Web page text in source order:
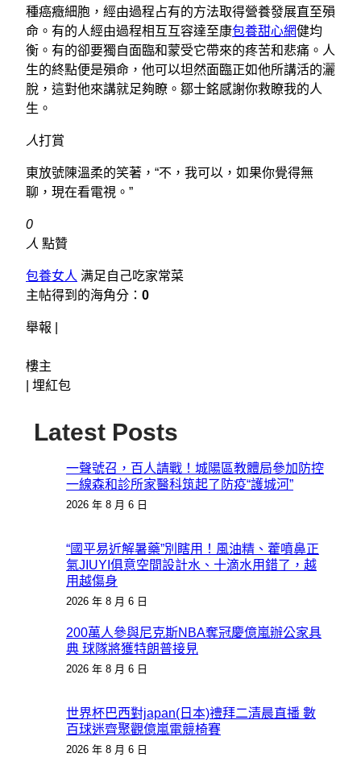
種癌癥細胞，經由過程占有的方法取得營養發展直至殞
命。有的人經由過程相互互容達至康包養甜心網健均
衡。有的卻要獨自面臨和蒙受它帶來的疼苦和悲痛。人
生的終點便是殞命，他可以坦然面臨正如他所講活的灑
脫，這對他來講就足夠瞭。鄒士銘感謝你救瞭我的人
生。
人打賞
東放號陳溫柔的笑著，“不，我可以，如果你覺得無
聊，現在看電視。”
0
人 點贊
包養女人 满足自己吃家常菜
主帖得到的海角分： 0
舉報 |
樓主
埋紅包
Latest Posts
一聲號召，百人請戰！城陽區教體局參加防控
一線森和診所家醫科筑起了防疫“護城河”
2026 年 8 月 6 日
“國平易近解暑藥”別瞎用！風油精、藿噴鼻正
氣JIUYI俱意空間設計水、十滴水用錯了，越
用越傷身
2026 年 8 月 6 日
200萬人參與尼克斯NBA奪冠慶億嵐辦公家具
典 球隊將獲特朗普接見
2026 年 8 月 6 日
世界杯巴西對japan(日本)禮拜二清晨直播 數
百球迷齊聚觀億嵐電競椅賽
2026 年 8 月 6 日